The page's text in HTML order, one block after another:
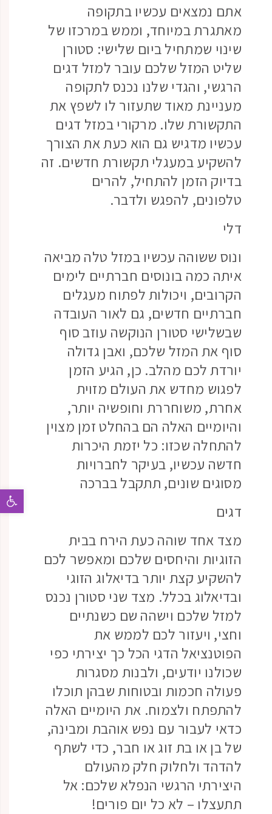
אתם נמצאים עכשיו בתקופה
מאתגרת במיוחד, וממש במרכזו של
שינוי שמתחיל ביום שלישי: סטורן
שליט המזל שלכם עובר למזל דגים
הרגשי, והגדי שלנו נכנס לתקופה
מעניינת מאוד שתעזור לו לשפץ את
התקשורת שלו. מרקורי במזל דגים
עכשיו מדגיש גם הוא כעת את הצורך
להשקיע במעגלי תקשורת חדשים. זה
בדיוק הזמן להתחיל, להרים
טלפונים, להפגש ולדבר.
דלי
ונוס ששוהה עכשיו במזל טלה מביאה
איתה כמה בונוסים חברתיים לימים
הקרובים, ויכולות לפתוח מעגלים
חברתיים חדשים, גם לאור העובדה
שבשלישי סטורן הנוקשה עוזב סוף
סוף את המזל שלכם, ואבן גדולה
יורדת לכם מהלב. כן, הגיע הזמן
לפגוש מחדש את העולם מזוית
אחרת, משוחררת וחופשיה יותר,
והיומיים האלה הם בהחלט זמן מצוין
להתחלה שכזו: כל יזמת היכרות
חדשה עכשיו, בעיקר לחברויות
מסוגים שונים, תתקבל בברכה
דגים
מצד אחד שוהה כעת הירח בבית
הזוגיות והיחסים שלכם ומאפשר לכם
להשקיע קצת יותר בדיאלוג הזוגי
ובדיאלוג בכלל. מצד שני סטורן נכנס
למזל שלכם וישהה שם כשנתיים
וחצי, ויעזור לכם לממש את
הפוטנציאל הדגי הכל כך יצירתי כפי
שכולנו יודעים, ולבנות מסגרות
פעולה חכמות ובטוחות שבהן תוכלו
להתפתח ולצמוח. את היומיים האלה
כדאי לעבור עם נפש אוהבת ומבינה,
של בן או בת זוג או חבר, כדי לשתף
להדהד ולחלוק חלק מהעולם
היצירתי הרגשי הנפלא שלכם: אל
תתעצלו – לא כל יום פורים!